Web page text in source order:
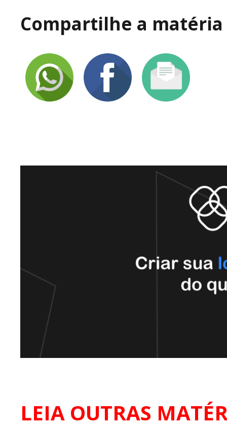
Compartilhe a
LEIA OUTRAS